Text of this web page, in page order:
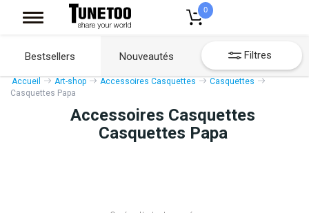
0
Bestsellers Nouveautés Filtres
Accueil Art-shop Accessoires Casquettes
Casquettes
Casquettes Papa
Accessoires Casquettes
Casquettes Papa